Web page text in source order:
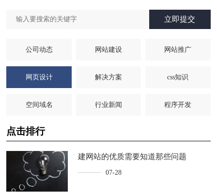
立即提交
公司动态 网站建设 网站推广
网页设计 解决方案 css知识
空间域名 行业新闻 程序开发
点击排行
建网站的优质需要知道那些问题
07-28